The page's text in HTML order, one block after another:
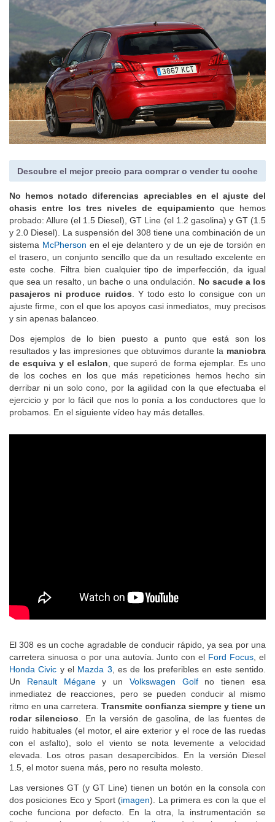
Descubre el mejor precio para comprar o vender tu coche
No hemos notado diferencias apreciables en el ajuste del
chasis entre los tres niveles de equipamiento que hemos
probado: Allure (el 1.5 Diesel), GT Line (el 1.2 gasolina) y GT (1.5
y 2.0 Diesel). La suspensión del 308 tiene una combinación de un
sistema McPherson en el eje delantero y de un eje de torsión en
el trasero, un conjunto sencillo que da un resultado excelente en
este coche. Filtra bien cualquier tipo de imperfección, da igual
que sea un resalto, un bache o una ondulación. No sacude a los
pasajeros ni produce ruidos . Y todo esto lo consigue con un
ajuste firme, con el que los apoyos casi inmediatos, muy precisos
y sin apenas balanceo.
Dos ejemplos de lo bien puesto a punto que está son los
resultados y las impresiones que obtuvimos durante la maniobra
de esquiva y el eslalon , que superó de forma ejemplar. Es uno
de los coches en los que más repeticiones hemos hecho sin
derribar ni un solo cono, por la agilidad con la que efectuaba el
ejercicio y por lo fácil que nos lo ponía a los conductores que lo
probamos. En el siguiente vídeo hay más detalles.
El 308 es un coche agradable de conducir rápido, ya sea por una
carretera sinuosa o por una autovía. Junto con el Ford Focus , el
Honda Civic y el Mazda 3 , es de los preferibles en este sentido.
Un Renault Méganey un Volkswagen Golfno tienen esa
inmediatez de reacciones, pero se pueden conducir al mismo
ritmo en una carretera. Transmite confianza siempre y tiene un
rodar silencioso . En la versión de gasolina, de las fuentes de
ruido habituales (el motor, el aire exterior y el roce de las ruedas
con el asfalto), solo el viento se nota levemente a velocidad
elevada. Los otros pasan desapercibidos. En la versión Diesel
1.5, el motor suena más, pero no resulta molesto.
Las versiones GT (y GT Line) tienen un botón en la consola con
dos posiciones Eco y Sport (imagen). La primera es con la que el
coche funciona por defecto. En la otra, la instrumentación se